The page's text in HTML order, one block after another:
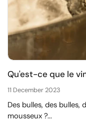
Qu'est-ce que le
11 December 2023
Des bulles, des bulles,
mousseux ?...